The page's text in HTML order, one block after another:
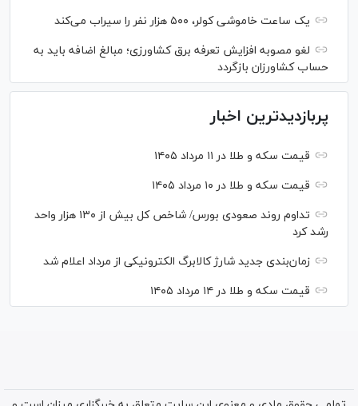
یک ساعت خاموشی کولر، ۵۰۰ هزار نفر را سیراب می‌کند
لغو مصوبه افزایش تعرفه برق کشاورزی؛ مبالغ اضافه باید به
حساب کشاورزان بازگردد
پربازدیدترین اخبار
قیمت سکه و طلا در ۱۱ مرداد ۱۴۰۵
قیمت سکه و طلا در ۱۰ مرداد ۱۴۰۵
تداوم روند صعودی بورس/ شاخص کل بیش از ۱۳۰ هزار واحد
رشد کرد
زمان‌بندی جدید شارژ کالابرگ الکترونیکی از مرداد اعلام شد
قیمت سکه و طلا در ۱۴ مرداد ۱۴۰۵